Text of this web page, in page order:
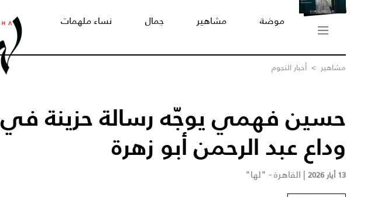
موضة مشاهير جمال نساء ملهمات
مشاهير > أخبار النجوم
حسين فهمي يوجّه رسالة حزينة في
وداع عبد الرحمن أبو زهرة
13 أيار 2026 | القاهرة - "لها"